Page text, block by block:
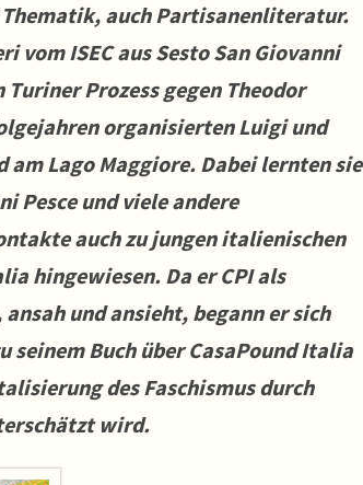
auch Partisanenliteratur.
ISEC aus Sesto San Giovanni
Prozess gegen Theodor
organisierten Luigi und
Lago Maggiore. Dabei lernten sie
Pesce und viele andere
auch zu jungen italienischen
hingewiesen. Da er CPI als
und ansieht, begann er sich
seinem Buch über CasaPound Italia
des Faschismus durch
wird.